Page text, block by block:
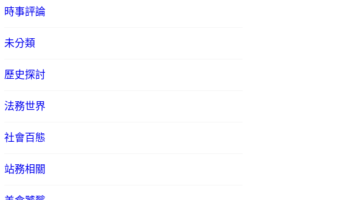
時事評論
未分類
歷史探討
法務世界
社會百態
站務相關